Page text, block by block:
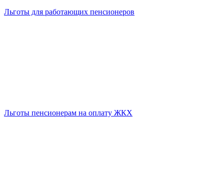
Льготы для работающих пенсионеров
Льготы пенсионерам на оплату ЖКХ